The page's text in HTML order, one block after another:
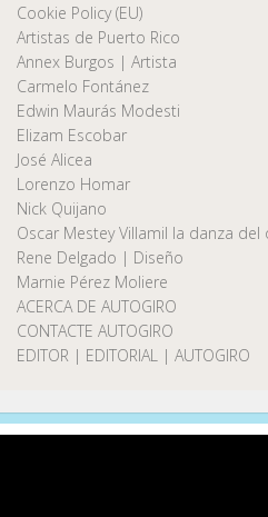
Cookie Policy (EU)
Artistas de Puerto Rico
Annex Burgos | Artista
Carmelo Fontánez
Edwin Maurás Modesti
Elizam Escobar
José Alicea
Lorenzo Homar
Nick Quijano
Oscar Mestey Villamil la danza del
Rene Delgado | Diseño
Marnie Pérez Moliere
ACERCA DE AUTOGIRO
CONTACTE AUTOGIRO
EDITOR | EDITORIAL | AUTOGIRO